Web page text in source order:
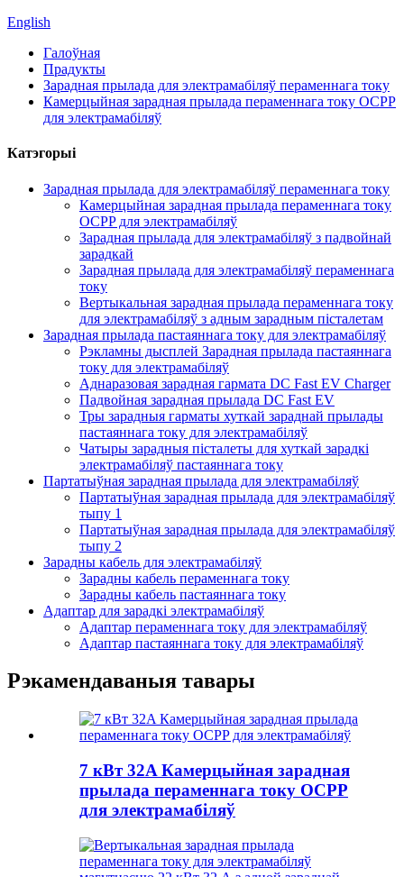
English
Галоўная
Прадукты
Зарадная прылада для электрамабіляў пераменнага току
Камерцыйная зарадная прылада пераменнага току OCPP
для электрамабіляў
Катэгорыі
Зарадная прылада для электрамабіляў пераменнага току
Камерцыйная зарадная прылада пераменнага току
OCPP для электрамабіляў
Зарадная прылада для электрамабіляў з падвойнай
зарадкай
Зарадная прылада для электрамабіляў пераменнага
току
Вертыкальная зарадная прылада пераменнага току
для электрамабіляў з адным зарадным пісталетам
Зарадная прылада пастаяннага току для электрамабіляў
Рэкламны дысплей Зарадная прылада пастаяннага
току для электрамабіляў
Аднаразовая зарадная гармата DC Fast EV Charger
Падвойная зарадная прылада DC Fast EV
Тры зарадныя гарматы хуткай зараднай прылады
пастаяннага току для электрамабіляў
Чатыры зарадныя пісталеты для хуткай зарадкі
электрамабіляў пастаяннага току
Партатыўная зарадная прылада для электрамабіляў
Партатыўная зарадная прылада для электрамабіляў
тыпу 1
Партатыўная зарадная прылада для электрамабіляў
тыпу 2
Зарадны кабель для электрамабіляў
Зарадны кабель пераменнага току
Зарадны кабель пастаяннага току
Адаптар для зарадкі электрамабіляў
Адаптар пераменнага току для электрамабіляў
Адаптар пастаяннага току для электрамабіляў
Рэкамендаваныя тавары
7 кВт 32A Камерцыйная зарадная
прылада пераменнага току OCPP
для электрамабіляў